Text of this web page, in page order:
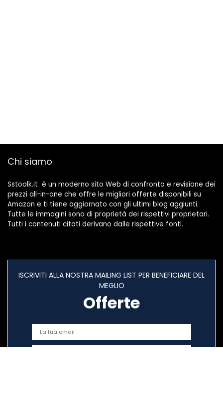
Chi siamo
Sstoolk.it è un moderno sito Web di confronto e revisione dei
prezzi all-in-one che offre le migliori offerte disponibili su
Amazon e ti tiene aggiornato con gli ultimi blog aggiunti.
Tutte le immagini sono di proprietà dei rispettivi proprietari.
Tutti i contenuti citati derivano dalle rispettive fonti.
ISCRIVITI ALLA NOSTRA MAILING LIST PER BENEFICIARE DEL
MEGLIO
Offerte